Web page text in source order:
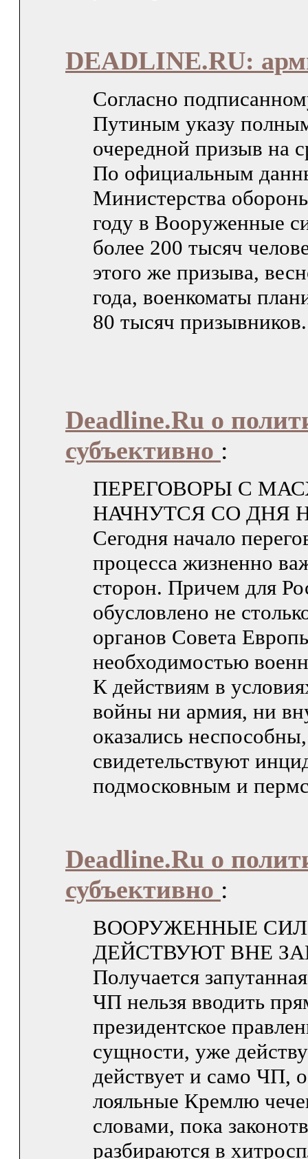
DEADLINE.RU:
Согласно
Путиным указу
очередной призыв на
По официальным
Министерства
году в Вооруженные
более 200 тысяч
этого же призыва,
года, военкоматы
80 тысяч призывников.
Deadline.Ru о
субъективно :
ПЕРЕГОВОРЫ С
НАЧНУТСЯ СО ДНЯ
Сегодня начало
процесса жизненно
сторон. Причем для
обусловлено не
органов Совета
необходимостью
К действиям в
войны ни армия, ни
оказались
свидетельствуют
подмосковным и
Deadline.Ru о
субъективно :
ВООРУЖЕННЫЕ
ДЕЙСТВУЮТ ВНЕ
Получается
ЧП нельзя вводить
президентское
сущности, уже
действует и само ЧП,
лояльные Кремлю
словами, пока
разбираются в